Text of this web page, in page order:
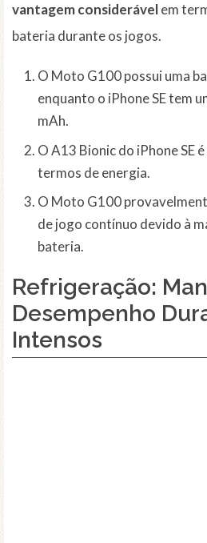
vantagem considerávelem
bateria durante os jogos.
O Moto G100 possui uma
enquanto o iPhone SE tem
mAh.
O A13 Bionic do iPhone SE
termos de energia.
O Moto G100
de jogo contínuo devido à
bateria.
Refrigeração:
Desempenho
Intensos